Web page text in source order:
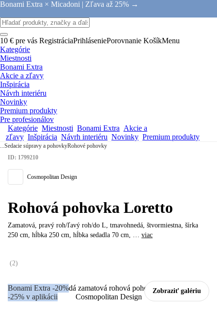
Bonami Extra × Micadoni | Zľava až 25% →
10 € pre vás RegistráciaPrihláseniePorovnanie KošíkMenu
Kategórie
Miestnosti
Bonami Extra
Akcie a zľavy
Inšpirácia
Návrh interiéru
Novinky
Premium produkty
Pre profesionálov
Kategórie Miestnosti Bonami Extra Akcie a
zľavy Inšpirácia Návrh interiéru Novinky Premium produkty
...Sedacie súpravy a pohovkyRohové pohovky
Zobraziť galériu
Bonami Extra -20%
-25% v aplikácii
ID: 1799210
Cosmopolitan Design
Rohová pohovka Loretto
Zamatová, pravý roh/ľavý roh/do L, tmavohnedá, štvormiestna, šírka
250 cm, hĺbka 250 cm, hĺbka sedadla 70 cm, … viac
(2)